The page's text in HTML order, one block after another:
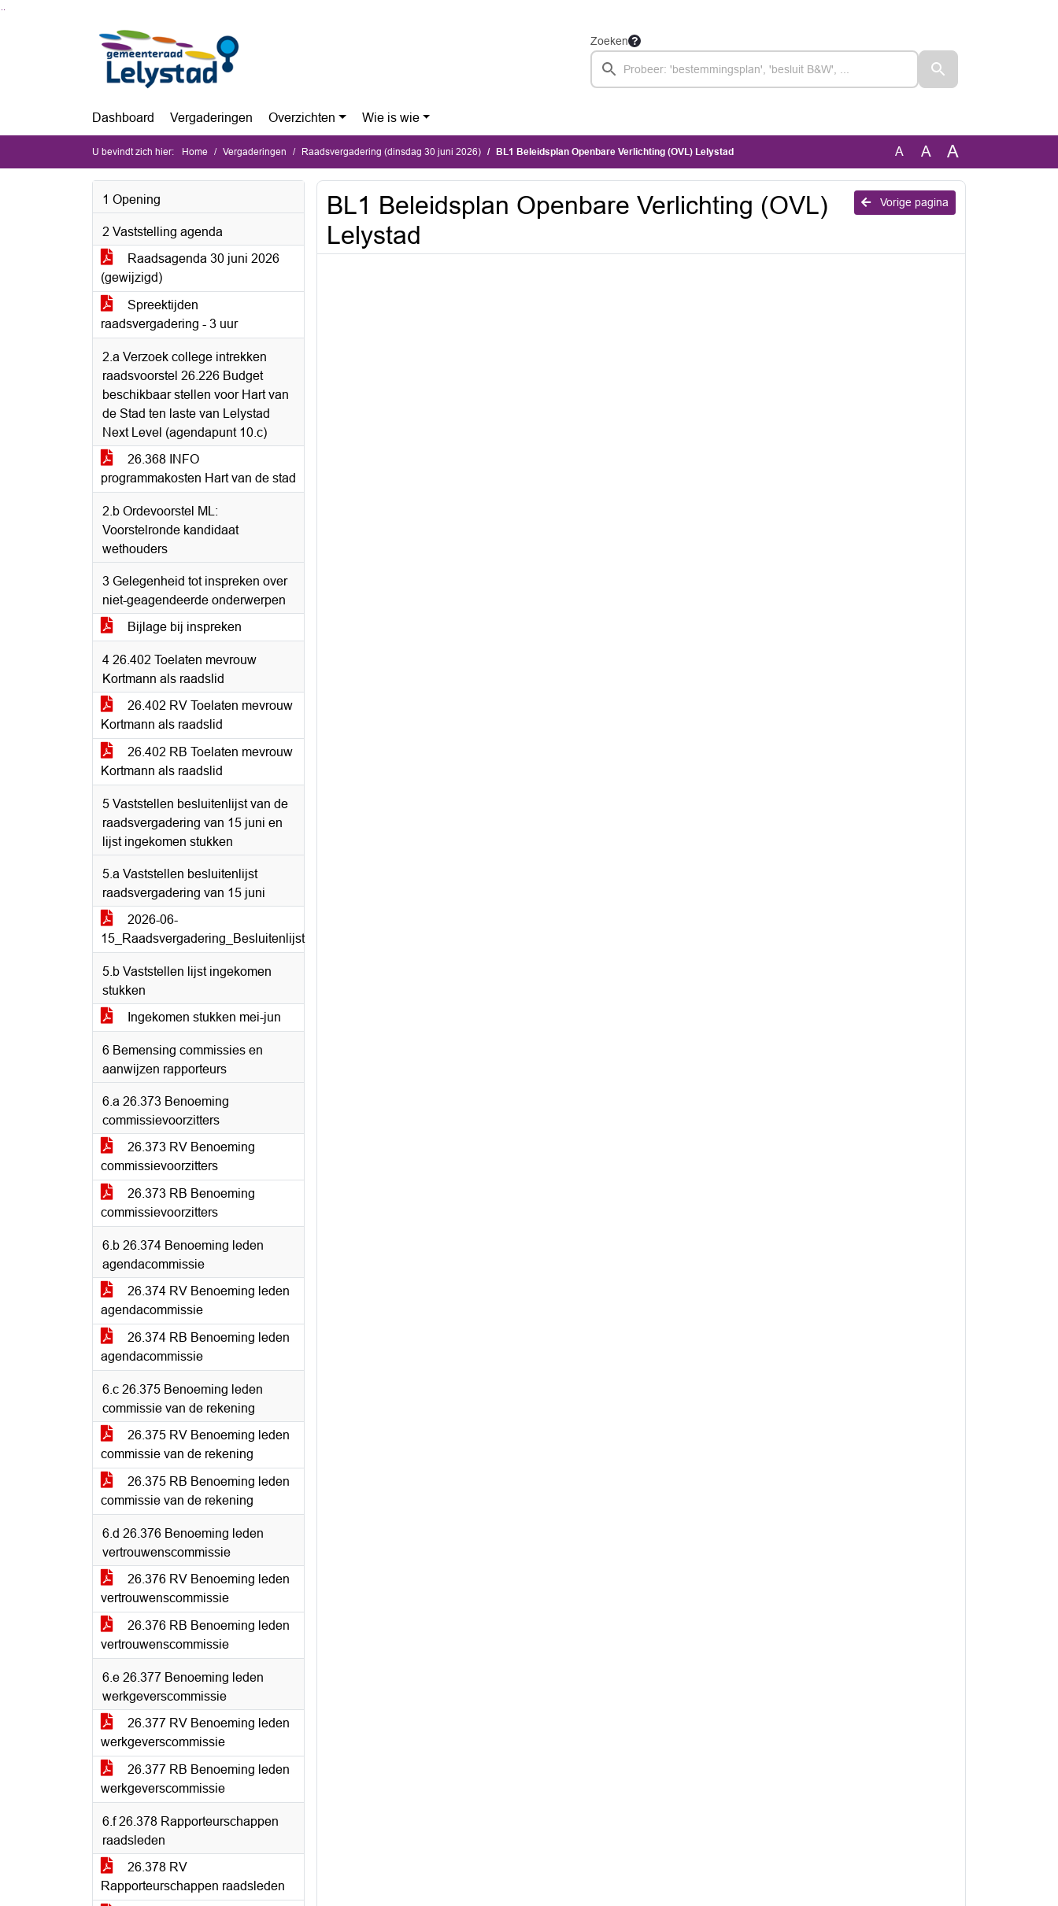
Zoeken
Dashboard Vergaderingen Overzichten Wie is wie
U bevindt zich hier: Home Vergaderingen Raadsvergadering (dinsdag 30 juni 2026) BL1 Beleidsplan Openbare Verlichting (OVL) Lelystad A A A
1 Opening
2 Vaststelling agenda
Raadsagenda 30 juni 2026
(gewijzigd)
Spreektijden
raadsvergadering - 3 uur
2.a Verzoek college intrekken
raadsvoorstel 26.226 Budget
beschikbaar stellen voor Hart van
de Stad ten laste van Lelystad
Next Level (agendapunt 10.c)
26.368 INFO
programmakosten Hart van de stad
2.b Ordevoorstel ML:
Voorstelronde kandidaat
wethouders
3 Gelegenheid tot inspreken over
niet-geagendeerde onderwerpen
Bijlage bij inspreken
4 26.402 Toelaten mevrouw
Kortmann als raadslid
26.402 RV Toelaten mevrouw
Kortmann als raadslid
26.402 RB Toelaten mevrouw
Kortmann als raadslid
5 Vaststellen besluitenlijst van de
raadsvergadering van 15 juni en
lijst ingekomen stukken
5.a Vaststellen besluitenlijst
raadsvergadering van 15 juni
2026-06-
15_Raadsvergadering_Besluitenlijst
5.b Vaststellen lijst ingekomen
stukken
Ingekomen stukken mei-jun
6 Bemensing commissies en
aanwijzen rapporteurs
6.a 26.373 Benoeming
commissievoorzitters
26.373 RV Benoeming
commissievoorzitters
26.373 RB Benoeming
commissievoorzitters
6.b 26.374 Benoeming leden
agendacommissie
26.374 RV Benoeming leden
agendacommissie
26.374 RB Benoeming leden
agendacommissie
6.c 26.375 Benoeming leden
commissie van de rekening
26.375 RV Benoeming leden
commissie van de rekening
26.375 RB Benoeming leden
commissie van de rekening
6.d 26.376 Benoeming leden
vertrouwenscommissie
26.376 RV Benoeming leden
vertrouwenscommissie
26.376 RB Benoeming leden
vertrouwenscommissie
6.e 26.377 Benoeming leden
werkgeverscommissie
26.377 RV Benoeming leden
werkgeverscommissie
26.377 RB Benoeming leden
werkgeverscommissie
6.f 26.378 Rapporteurschappen
raadsleden
26.378 RV
Rapporteurschappen raadsleden
Vorige pagina
BL1 Beleidsplan Openbare Verlichting (OVL)
Lelystad